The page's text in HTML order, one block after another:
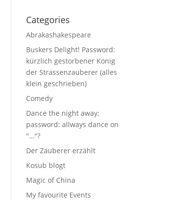
Categories
Abrakashakespeare
Buskers Delight! Password:
kürzlich gestorbener König
der Strassenzauberer (alles
klein geschrieben)
Comedy
Dance the night away;
password: allways dance on
"…"?
Der Zauberer erzählt
Kosub blogt
Magic of China
My favourite Events